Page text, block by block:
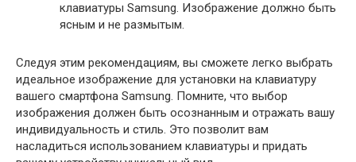
клавиатуры Samsung. Изображение должно быть
ясным и не размытым.
Следуя этим рекомендациям, вы сможете легко выбрать
идеальное изображение для установки на клавиатуру
вашего смартфона Samsung. Помните, что выбор
изображения должен быть осознанным и отражать вашу
индивидуальность и стиль. Это позволит вам
насладиться использованием клавиатуры и придать